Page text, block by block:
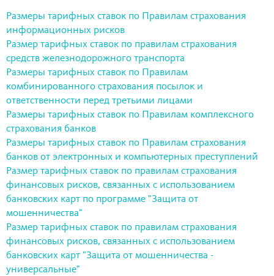
Размеры тарифных ставок по Правилам страхования
информационных рисков
Размер тарифных ставок по правилам страхования
средств железнодорожного транспорта
Размеры тарифных ставок по Правилам
комбинированного страхования посылок и
ответственности перед третьими лицами
Размеры тарифных ставок по Правилам комплексного
страхования банков
Размеры тарифных ставок по Правилам страхования
банков от электронных и компьютерных преступлений
Размер тарифных ставок по правилам страхования
финансовых рисков, связанных с использованием
банковских карт по программе "Защита от
мошенничества"
Размер тарифных ставок по правилам страхования
финансовых рисков, связанных с использованием
банковских карт "Защита от мошенничества -
универсальные"